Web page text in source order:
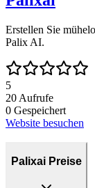
Erstellen Sie
Palix AI.
5
20 Aufrufe
0 Gespeichert
Website besuchen
Palixai Preise